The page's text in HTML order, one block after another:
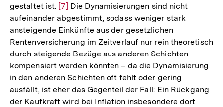
gestaltet ist. Zur
Auflösung
der
Fußnote
[7] Die Dynamisierungen sind nicht
aufeinander abgestimmt, sodass weniger stark
ansteigende Einkünfte aus der gesetzlichen
Rentenversicherung im Zeitverlauf nur rein theoretisch
durch steigende Bezüge aus anderen Schichten
kompensiert werden könnten – da die Dynamisierung
in den anderen Schichten oft fehlt oder gering
ausfällt, ist eher das Gegenteil der Fall: Ein Rückgang
der Kaufkraft wird bei Inflation insbesondere dort